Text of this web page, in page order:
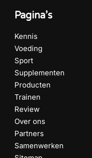
Pagina’s
Kennis
Voeding
Sport
Supplementen
Producten
Trainen
Review
Over ons
Partners
Samenwerken